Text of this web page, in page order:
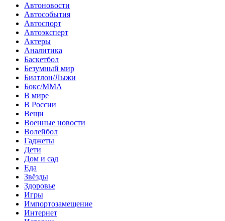
Автоновости
Автособытия
Автоспорт
Автоэксперт
Актеры
Аналитика
Баскетбол
Безумный мир
Биатлон/Лыжи
Бокс/MMA
В мире
В России
Вещи
Военные новости
Волейбол
Гаджеты
Дети
Дом и сад
Еда
Звёзды
Здоровье
Игры
Импортозамещение
Интернет